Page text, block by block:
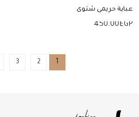
عباية حريمى شتوى
450.00EGP
1
2
3